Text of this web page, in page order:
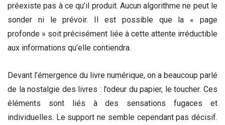
préexiste pas à ce qu’il produit. Aucun algorithme ne peut le
sonder ni le prévoir. Il est possible que la « page
profonde » soit précisément liée à cette attente irréductible
aux informations qu’elle contiendra.
Devant l’émergence du livre numérique, on a beaucoup parlé
de la nostalgie des livres : l’odeur du papier, le toucher. Ces
éléments sont liés à des sensations fugaces et
individuelles. Le support ne semble cependant pas décisif.